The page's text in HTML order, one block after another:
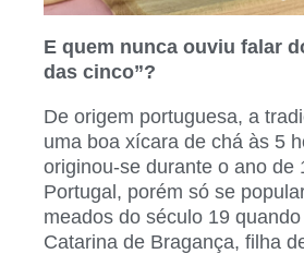
E quem nunca ouviu falar
das cinco”?
De origem portuguesa, a
uma boa xícara de chá às 5
originou-se durante o ano de
Portugal, porém só se
meados do século 19 quando
Catarina de Bragança, filha